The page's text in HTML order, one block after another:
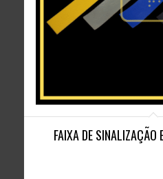
FAIXA DE SINALIZAÇÃO